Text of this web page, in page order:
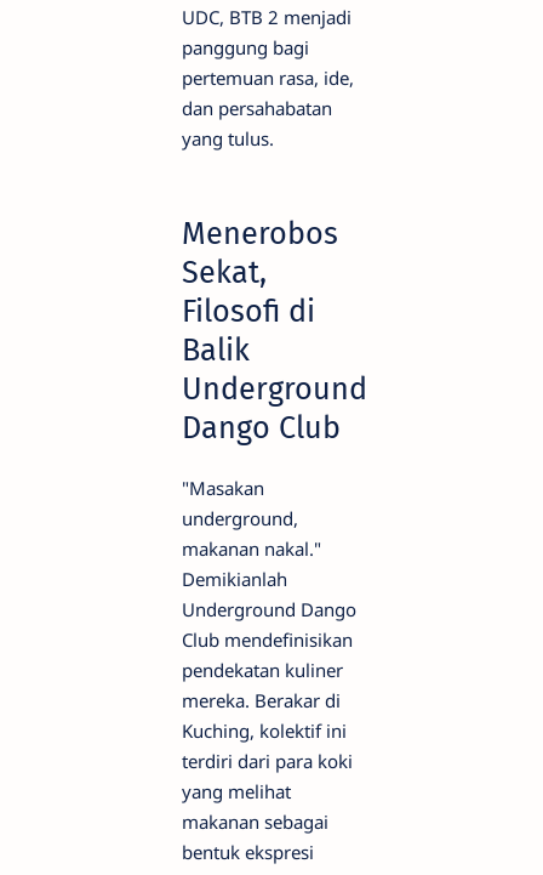
UDC, BTB 2 menjadi
panggung bagi
pertemuan rasa, ide,
dan persahabatan
yang tulus.
Menerobos
Sekat,
Filosofi di
Balik
Underground
Dango Club
"Masakan
underground,
makanan nakal."
Demikianlah
Underground Dango
Club mendefinisikan
pendekatan kuliner
mereka. Berakar di
Kuching, kolektif ini
terdiri dari para koki
yang melihat
makanan sebagai
bentuk ekspresi